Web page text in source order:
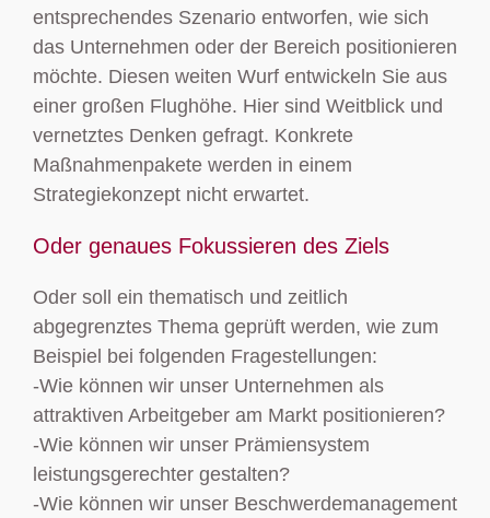
entsprechendes Szenario entworfen, wie sich
das Unternehmen oder der Bereich positionieren
möchte. Diesen weiten Wurf entwickeln Sie aus
einer großen Flughöhe. Hier sind Weitblick und
vernetztes Denken gefragt. Konkrete
Maßnahmenpakete werden in einem
Strategiekonzept nicht erwartet.
Oder genaues Fokussieren des Ziels
Oder soll ein thematisch und zeitlich
abgegrenztes Thema geprüft werden, wie zum
Beispiel bei folgenden Fragestellungen:
-Wie können wir unser Unternehmen als
attraktiven Arbeitgeber am Markt positionieren?
-Wie können wir unser Prämiensystem
leistungsgerechter gestalten?
-Wie können wir unser Beschwerdemanagement